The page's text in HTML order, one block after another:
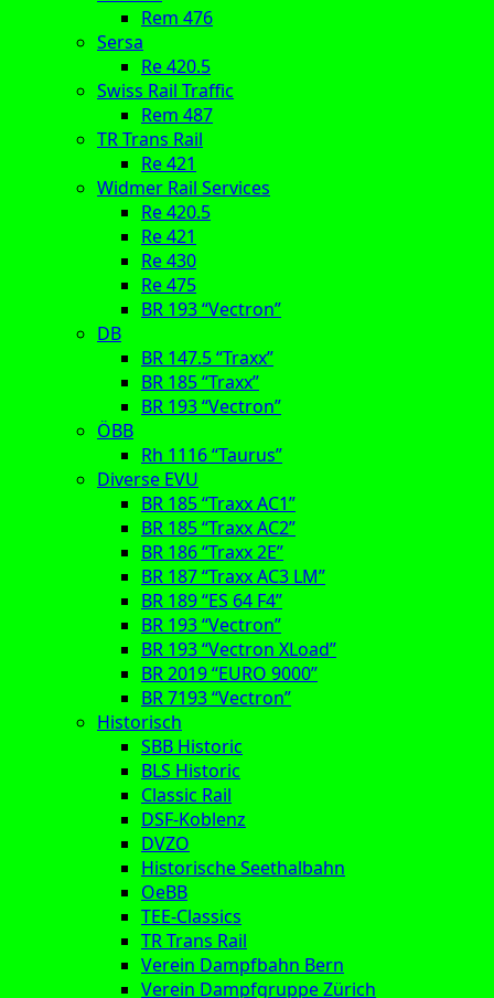
Rem 476
Sersa
Re 420.5
Swiss Rail Traffic
Rem 487
TR Trans Rail
Re 421
Widmer Rail Services
Re 420.5
Re 421
Re 430
Re 475
BR 193 “Vectron”
DB
BR 147.5 “Traxx”
BR 185 “Traxx”
BR 193 “Vectron”
ÖBB
Rh 1116 “Taurus”
Diverse EVU
BR 185 “Traxx AC1”
BR 185 “Traxx AC2”
BR 186 “Traxx 2E”
BR 187 “Traxx AC3 LM”
BR 189 “ES 64 F4”
BR 193 “Vectron”
BR 193 “Vectron XLoad”
BR 2019 “EURO 9000”
BR 7193 “Vectron”
Historisch
SBB Historic
BLS Historic
Classic Rail
DSF-Koblenz
DVZO
Historische Seethalbahn
OeBB
TEE-Classics
TR Trans Rail
Verein Dampfbahn Bern
Verein Dampfgruppe Zürich